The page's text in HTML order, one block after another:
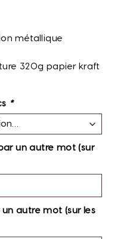
métallique
320g papier kraft
*
un autre mot (sur
un autre mot (sur les